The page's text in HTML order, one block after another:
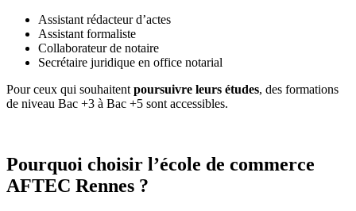
Assistant rédacteur d’actes
Assistant formaliste
Collaborateur de notaire
Secrétaire juridique en office notarial
Pour ceux qui souhaitent poursuivre leurs études, des formations
de niveau Bac +3 à Bac +5 sont accessibles.
Pourquoi choisir l’école de commerce
AFTEC Rennes ?